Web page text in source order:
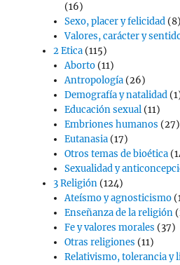
(16)
Sexo, placer y felicidad (8)
Valores, carácter y
2 Etica (115)
Aborto (11)
Antropología (26)
Demografía y natalidad
Educación sexual (11)
Embriones humanos (27)
Eutanasia (17)
Otros temas de bioética
Sexualidad y
3 Religión (124)
Ateísmo y agnosticismo
Enseñanza de la religión
Fe y valores morales (37)
Otras religiones (11)
Relativismo, tolerancia y